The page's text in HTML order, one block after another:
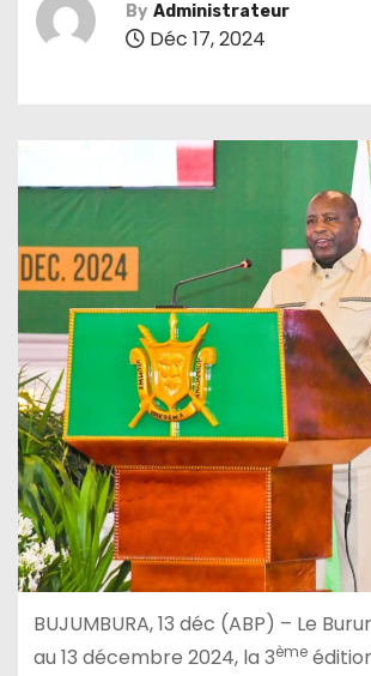
By Administrateur
Déc 17, 2024
BUJUMBURA, 13 déc (ABP) – Le
au 13 décembre 2024, la 3ème